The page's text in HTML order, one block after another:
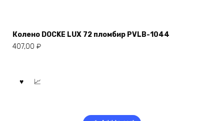
Колено DOCKE LUX 72 пломбир PVLB-1044
407,00 ₽